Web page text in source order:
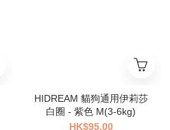
HIDREAM 貓狗通用伊莉莎
白圈 - 紫色 M(3-6kg)
HK$95.00